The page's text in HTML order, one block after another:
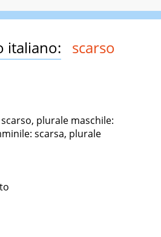
italiano: scarso
plurale maschile:
scarsa, plurale